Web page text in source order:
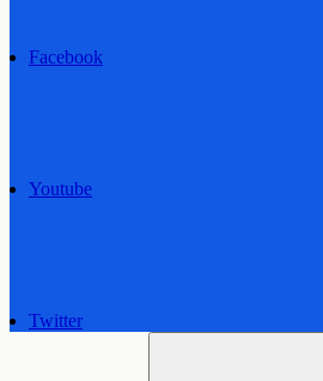
Facebook
Youtube
Twitter